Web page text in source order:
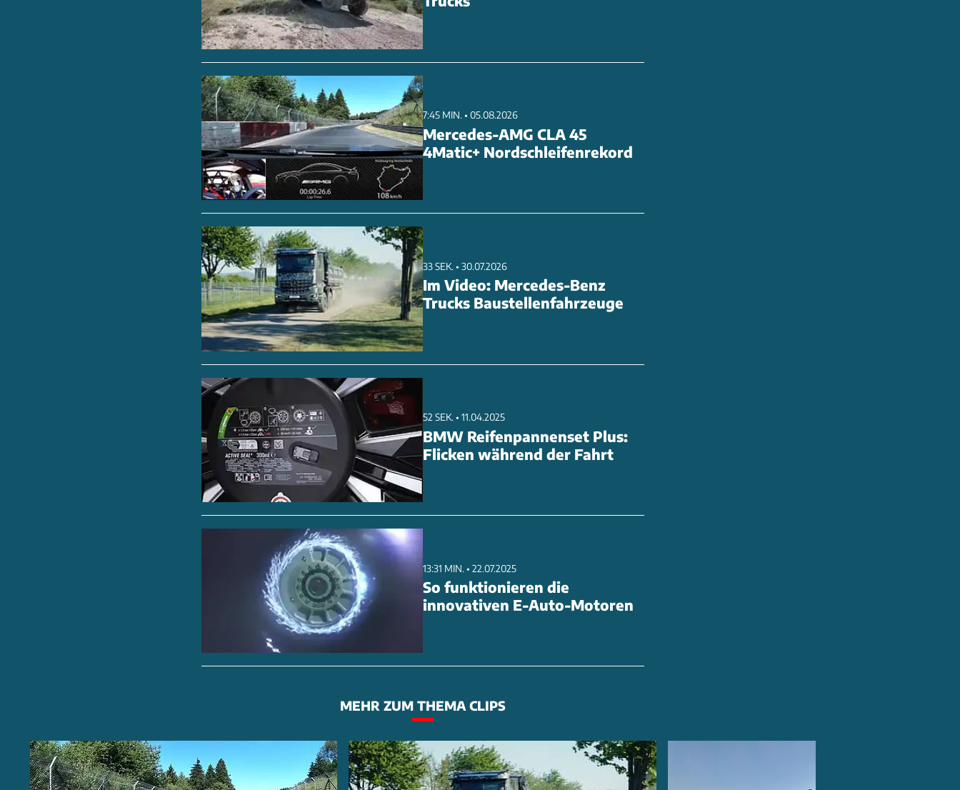
Das traditionelle Event auf dem Hockenheimring verspricht auch 2024 wieder
Motorsport der Ex
7:45 MIN. • 05.08.2026
Mercedes-AMG CLA 45
4Matic+ Nordschleifenrekord
33 SEK. • 30.07.2026
Im Video: Mercedes-Benz
Trucks Baustellenfahrzeuge
52 SEK. • 11.04.2025
BMW Reifenpannenset Plus:
Flicken während der Fahrt
13:31 MIN. • 22.07.2025
So funktionieren die
innovativen E-Auto-Motoren
MEHR ZUM THEMA CLIPS